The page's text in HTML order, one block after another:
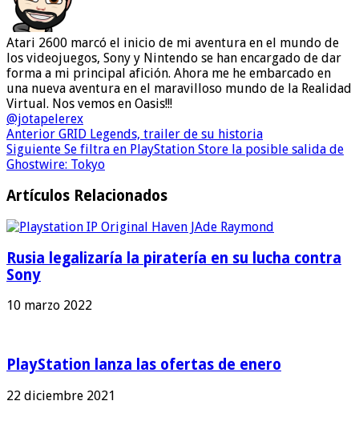
Atari 2600 marcó el inicio de mi aventura en el mundo de
los videojuegos, Sony y Nintendo se han encargado de dar
forma a mi principal afición. Ahora me he embarcado en
una nueva aventura en el maravilloso mundo de la Realidad
Virtual. Nos vemos en Oasis!!!
@jotapelerex
Anterior GRID Legends, trailer de su historia
Siguiente Se filtra en PlayStation Store la posible salida de
Ghostwire: Tokyo
Artículos Relacionados
Rusia legalizaría la piratería en su lucha contra
Sony
10 marzo 2022
PlayStation lanza las ofertas de enero
22 diciembre 2021